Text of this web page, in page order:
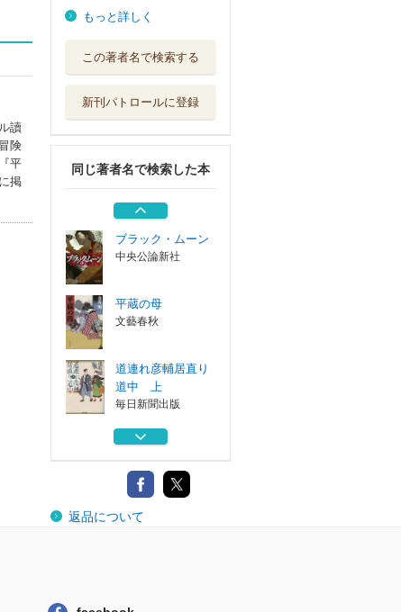
讀
険
平
掲
もっと詳しく
この著者名で検索する
新刊パトロールに登録
同じ著者名で検索した本
道中 上
道連れ彦輔居直り
毎日新聞出版
最果ての決闘者
中央公論新社
ブラック・ムーン
中央公論新社
平蔵の母
文藝春秋
道連れ彦輔居直り
道中 上
毎日新聞出版
道連れ彦輔居直り
毎日新聞出版
最果ての決闘者
中央公論新社
返品について